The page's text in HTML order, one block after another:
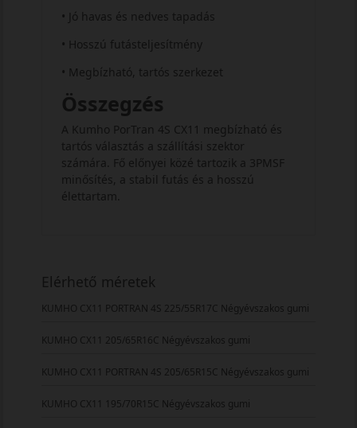
• Jó havas és nedves tapadás
• Hosszú futásteljesítmény
• Megbízható, tartós szerkezet
Összegzés
A Kumho PorTran 4S CX11 megbízható és
tartós választás a szállítási szektor
számára. Fő előnyei közé tartozik a 3PMSF
minősítés, a stabil futás és a hosszú
élettartam.
Elérhető méretek
KUMHO CX11 PORTRAN 4S 225/55R17C Négyévszakos gumi
KUMHO CX11 205/65R16C Négyévszakos gumi
KUMHO CX11 PORTRAN 4S 205/65R15C Négyévszakos gumi
KUMHO CX11 195/70R15C Négyévszakos gumi